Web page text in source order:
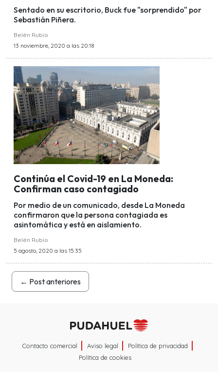
Sentado en su escritorio, Buck fue "sorprendido" por
Sebastián Piñera.
Belén Rubio
13 noviembre, 2020 a las 20:18
Continúa el Covid-19 en La Moneda:
Confirman caso contagiado
Por medio de un comunicado, desde La Moneda
confirmaron que la persona contagiada es
asintomática y está en aislamiento.
Belén Rubio
5 agosto, 2020 a las 15:35
← Post anteriores
Contacto comercial Aviso legal
Política de privacidad
Política de cookies